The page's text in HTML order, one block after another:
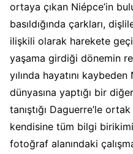
ortaya çıkan Niépce’in
basıldığında çarkları,
ilişkili olarak harekete
yaşama girdiği dönemin
yılında hayatını
dünyasına yaptığı bir
tanıştığı Daguerre’le
kendisine tüm bilgi
fotoğraf alanındaki